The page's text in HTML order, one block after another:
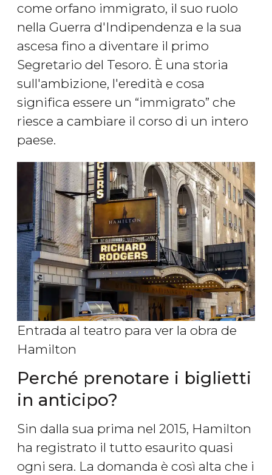
come orfano immigrato, il suo ruolo
nella Guerra d'Indipendenza e la sua
ascesa fino a diventare il primo
Segretario del Tesoro. È una storia
sull'ambizione, l'eredità e cosa
significa essere un “immigrato” che
riesce a cambiare il corso di un intero
paese.
Entrada al teatro para ver la obra de
Hamilton
Perché prenotare i biglietti
in anticipo?
Sin dalla sua prima nel 2015, Hamilton
ha registrato il tutto esaurito quasi
ogni sera. La domanda è così alta che i